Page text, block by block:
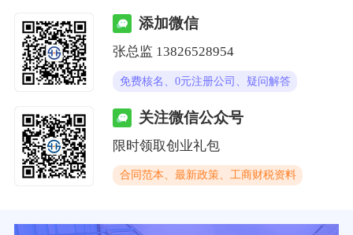
添加微信
张总监 13826528954
免费核名、0元注册公司、疑问解答
关注微信公众号
限时领取创业礼包
合同范本、最新政策、工商财税资料